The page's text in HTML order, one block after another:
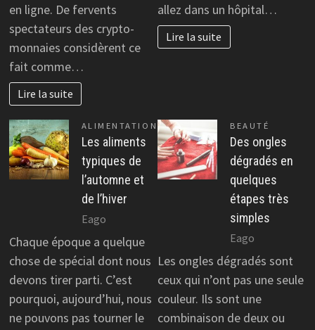
en ligne. De fervents
spectateurs des crypto-
monnaies considèrent ce
fait comme…
Lire la suite
allez dans un hôpital…
Lire la suite
ALIMENTATION
Les aliments
typiques de
l’automne et
de l’hiver
Eago
Chaque époque a quelque
chose de spécial dont nous
devons tirer parti. C’est
pourquoi, aujourd’hui, nous
ne pouvons pas tourner le
BEAUTÉ
Des ongles
dégradés en
quelques
étapes très
simples
Eago
Les ongles dégradés sont
ceux qui n’ont pas une seule
couleur. Ils sont une
combinaison de deux ou